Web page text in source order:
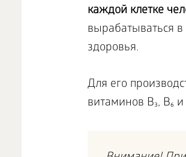
каждой клетке
вырабатываться
здоровья.
Для его
витаминов B₃, B₆ и